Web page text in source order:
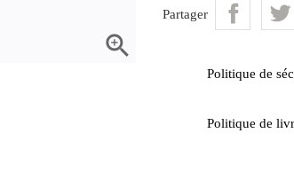

Partager
Politique de
Politique de